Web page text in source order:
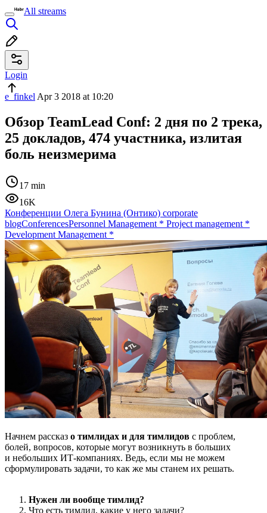
All streams
Login
e_finkel Apr 3 2018 at 10:20
Обзор TeamLead Conf: 2 дня по 2 трека,
25 докладов, 474 участника, излитая
боль неизмерима
17 min
16K
Конференции Олега Бунина (Онтико) corporate
blogConferencesPersonnel Management * Project management *
Development Management *
Начнем рассказ о тимлидах и для тимлидов с проблем,
болей, вопросов, которые могут возникнуть в больших
и небольших ИТ-компаниях. Ведь, если мы не можем
сформулировать задачи, то как же мы станем их решать.
Нужен ли вообще тимлид?
Что есть тимлид, какие у него задачи?